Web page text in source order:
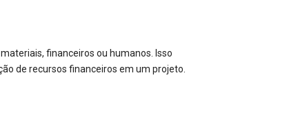
financeiros ou humanos. Isso
de recursos financeiros em um projeto.